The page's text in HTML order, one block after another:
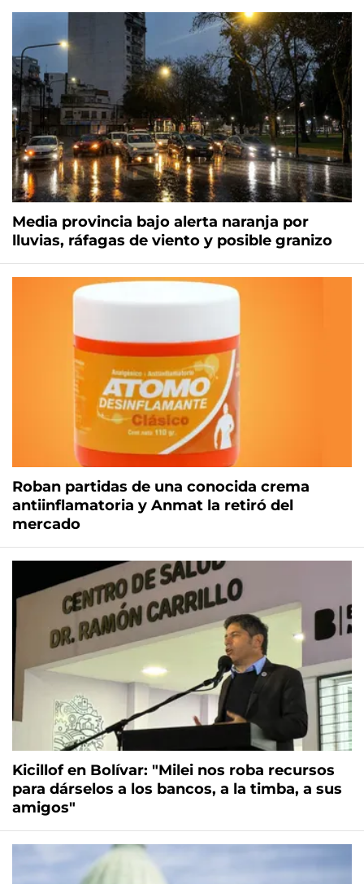
Media provincia bajo alerta naranja por
lluvias, ráfagas de viento y posible granizo
Roban partidas de una conocida crema
antiinflamatoria y Anmat la retiró del
mercado
Kicillof en Bolívar: "Milei nos roba recursos
para dárselos a los bancos, a la timba, a sus
amigos"